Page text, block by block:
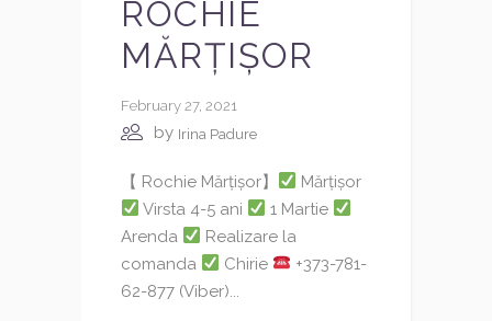
ROCHIE
MĂRȚIȘOR
February 27, 2021
by Irina Padure
【 Rochie Mărțișor】
Mărțișor
Virsta 4-5 ani
1 Martie
Arenda
Realizare la
comanda
Chirie
+373-781-
62-877 (Viber)...